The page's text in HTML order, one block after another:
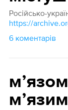
Російсько-
6 коментарів